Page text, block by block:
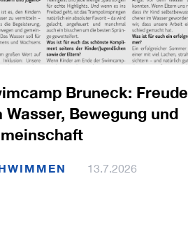
Bruneck: Freude
Wasser, Bewegung und
13.7.2026